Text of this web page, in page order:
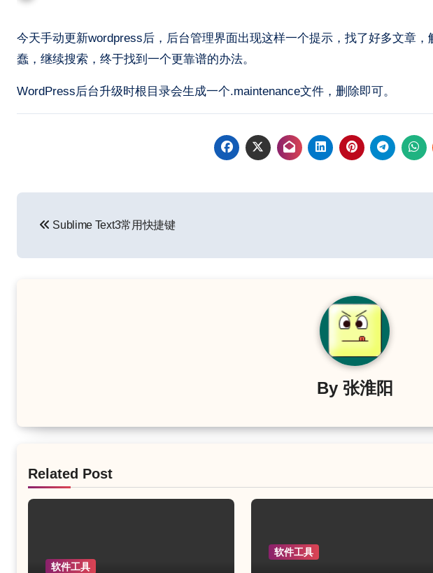
今天手动更新wordpress后，后台管理界面出现这样一个提示，找了好多文章，解决办法居然是删除显示这行代码的。我觉得很
蠢，继续搜索，终于找到一个更靠谱的办法。
WordPress后台升级时根目录会生成一个.maintenance文件，删除即可。
导
Sublime Text3常用快捷键
By 张淮阳
Related Post
软件工具
软件工具